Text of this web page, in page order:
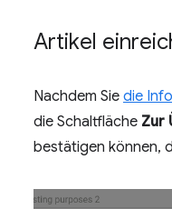
Artikel
Nachdem Sie die
die Schaltfläche Zur
bestätigen können,